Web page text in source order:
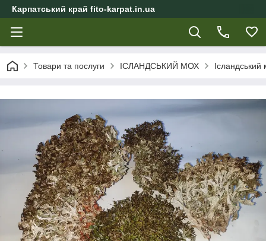
Карпатський край fito-karpat.in.ua
Товари та послуги ІСЛАНДСЬКИЙ МОХ Ісландський